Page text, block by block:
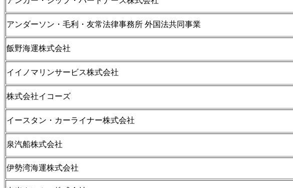
アンダーソン・毛利・友常法律事務所 外国法共同事業
飯野海運株式会社
イイノマリンサービス株式会社
株式会社イコーズ
イースタン・カーライナー株式会社
泉汽船株式会社
伊勢湾海運株式会社